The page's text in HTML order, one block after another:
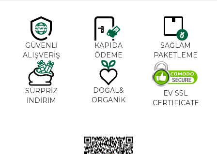
GÜVENLİ
ALIŞVERİŞ
KAPIDA
ÖDEME
SAĞLAM
PAKETLEME
SÜRPRİZ
İNDİRİM
DOĞAL&
ORGANİK
EV SSL
CERTIFICATE